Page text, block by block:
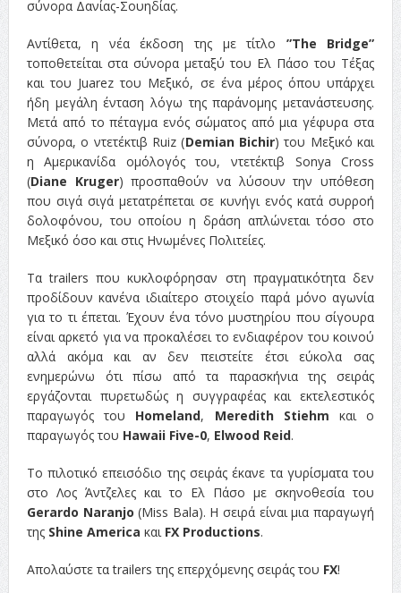
σύνορα Δανίας-Σουηδίας.
Αντίθετα, η νέα έκδοση της με τίτλο ”The Bridge”
τοποθετείται στα σύνορα μεταξύ του Ελ Πάσο του Τέξας
και του Juarez του Μεξικό, σε ένα μέρος όπου υπάρχει
ήδη μεγάλη ένταση λόγω της παράνομης μετανάστευσης.
Μετά από το πέταγμα ενός σώματος από μια γέφυρα στα
σύνορα, ο ντετέκτιβ Ruiz (Demian Bichir) του Μεξικό και
η Αμερικανίδα ομόλογός του, ντετέκτιβ Sonya Cross
(Diane Kruger) προσπαθούν να λύσουν την υπόθεση
που σιγά σιγά μετατρέπεται σε κυνήγι ενός κατά συρροή
δολοφόνου, του οποίου η δράση απλώνεται τόσο στο
Μεξικό όσο και στις Ηνωμένες Πολιτείες.
Τα trailers που κυκλοφόρησαν στη πραγματικότητα δεν
προδίδουν κανένα ιδιαίτερο στοιχείο παρά μόνο αγωνία
για το τι έπεται. Έχουν ένα τόνο μυστηρίου που σίγουρα
είναι αρκετό για να προκαλέσει το ενδιαφέρον του κοινού
αλλά ακόμα και αν δεν πειστείτε έτσι εύκολα σας
ενημερώνω ότι πίσω από τα παρασκήνια της σειράς
εργάζονται πυρετωδώς η συγγραφέας και εκτελεστικός
παραγωγός του Homeland, Meredith Stiehm και ο
παραγωγός του Hawaii Five-0, Elwood Reid.
Το πιλοτικό επεισόδιο της σειράς έκανε τα γυρίσματα του
στο Λος Άντζελες και το Ελ Πάσο με σκηνοθεσία του
Gerardo Naranjo (Miss Bala). Η σειρά είναι μια παραγωγή
της Shine America και FX Productions.
Απολαύστε τα trailers της επερχόμενης σειράς του FX!